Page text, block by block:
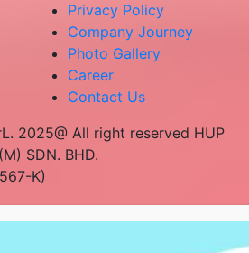
Privacy Policy
Company Journey
Photo Gallery
Career
Contact Us
2025@ All right reserved HUP
SDN. BHD.
K)